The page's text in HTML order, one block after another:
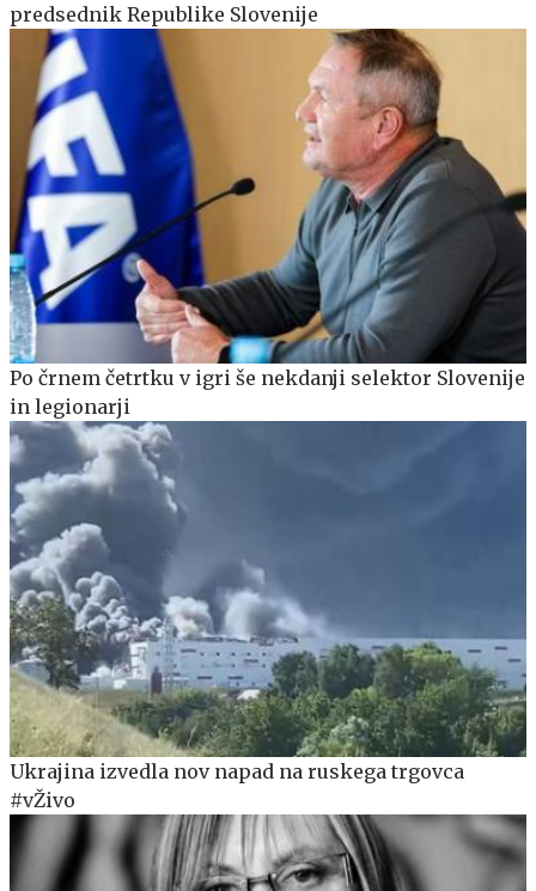
predsednik Republike Slovenije
Po črnem četrtku v igri še nekdanji selektor Slovenije
in legionarji
Ukrajina izvedla nov napad na ruskega trgovca
#vŽivo